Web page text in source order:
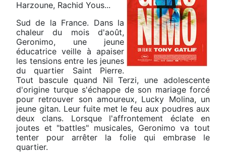
Harzoune, Rachid Yous...
Sud de la France. Dans la
chaleur du mois d'août,
Geronimo, une jeune
éducatrice veille à apaiser
les tensions entre les jeunes
du quartier Saint Pierre.
Tout bascule quand Nil Terzi, une adolescente
d'origine turque s'échappe de son mariage forcé
pour retrouver son amoureux, Lucky Molina, un
jeune gitan. Leur fuite met le feu aux poudres aux
deux clans. Lorsque l'affrontement éclate en
joutes et "battles" musicales, Geronimo va tout
tenter pour arrêter la folie qui embrase le
quartier.